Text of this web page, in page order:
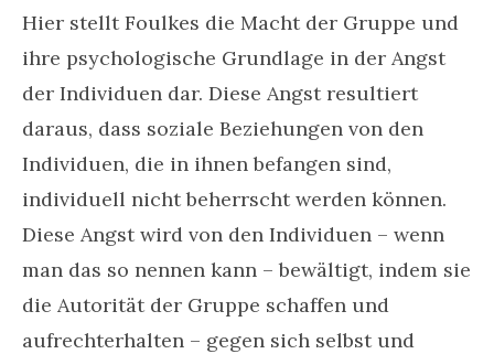
Hier stellt Foulkes die Macht der Gruppe und
ihre psychologische Grundlage in der Angst
der Individuen dar. Diese Angst resultiert
daraus, dass soziale Beziehungen von den
Individuen, die in ihnen befangen sind,
individuell nicht beherrscht werden können.
Diese Angst wird von den Individuen – wenn
man das so nennen kann – bewältigt, indem sie
die Autorität der Gruppe schaffen und
aufrechterhalten – gegen sich selbst und